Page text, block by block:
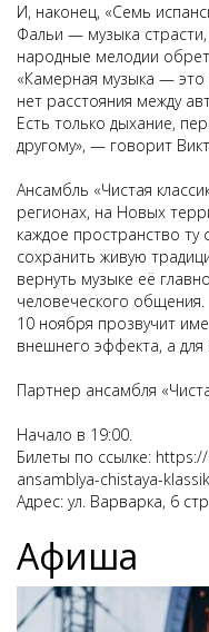
И, наконец, «Семь
Фальи — музыка
народные мелодии
«Камерная музыка —
нет расстояния между
Есть только дыхание,
другому», — говорит
Ансамбль «Чистая
регионах, на Новых
каждое пространство
сохранить живую
вернуть музыке её
человеческого общения.
10 ноября прозвучит
внешнего эффекта, а для
Партнер ансамбля
Начало в 19:00.
Билеты по ссылке:
ansamblya-chistaya-
Адрес: ул. Варварка, 6
Афиша